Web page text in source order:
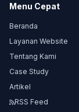
Menu Cepat
Beranda
Layanan Website
Tentang Kami
Case Study
Artikel
RSS Feed